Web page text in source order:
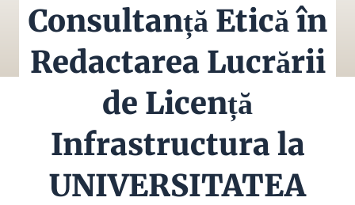
Consultanță Etică în
Redactarea Lucrării
de Licență
Infrastructura la
UNIVERSITATEA